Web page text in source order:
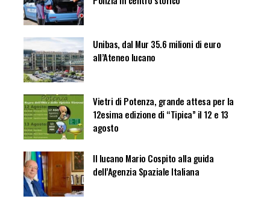
Unibas, dal Mur 35.6 milioni di euro
all’Ateneo lucano
Vietri di Potenza, grande attesa per la
12esima edizione di “Tipica” il 12 e 13
agosto
Il lucano Mario Cospito alla guida
dell’Agenzia Spaziale Italiana